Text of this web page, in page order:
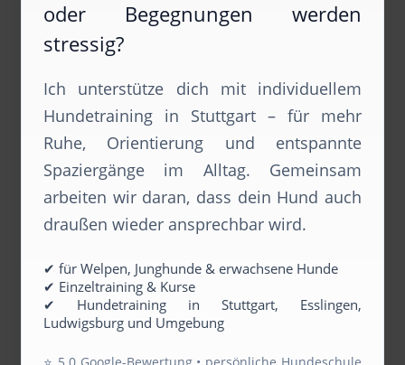
oder Begegnungen werden
stressig?
Ich unterstütze dich mit individuellem
Hundetraining in Stuttgart – für mehr
Ruhe, Orientierung und entspannte
Spaziergänge im Alltag. Gemeinsam
arbeiten wir daran, dass dein Hund auch
draußen wieder ansprechbar wird.
✔ für Welpen, Junghunde & erwachsene Hunde
✔ Einzeltraining & Kurse
✔ Hundetraining in Stuttgart, Esslingen,
Ludwigsburg und Umgebung